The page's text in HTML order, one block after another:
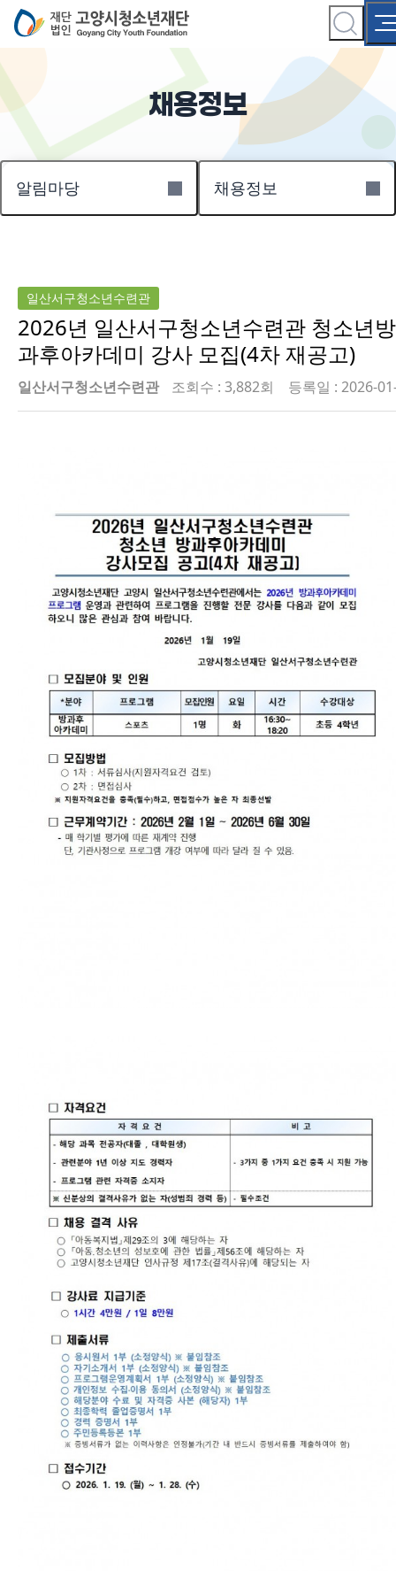
채용정보
알림마당 채용정보
일산서구청소년수련관
2026년 일산서구청소년수련관 청소년방
과후아카데미 강사 모집(4차 재공고)
일산서구청소년수련관 조회수 : 3,882회 등록일 : 2026-